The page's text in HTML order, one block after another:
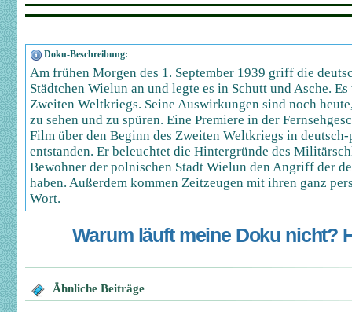
Doku-Beschreibung:
Am frühen Morgen des 1. September 1939 griff die
Städtchen Wielun an und legte es in Schutt und Asche.
Zweiten Weltkriegs. Seine Auswirkungen sind noch
zu sehen und zu spüren. Eine Premiere in der
Film über den Beginn des Zweiten Weltkriegs in
entstanden. Er beleuchtet die Hintergründe des
Bewohner der polnischen Stadt Wielun den Angriff der
haben. Außerdem kommen Zeitzeugen mit ihren ganz
Wort.
Warum läuft meine Doku nicht?
Ähnliche Beiträge